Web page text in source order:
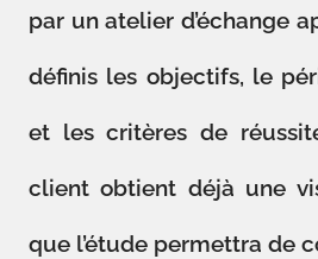
par un atelier d’échange
définis les objectifs, le
et les critères de
client obtient déjà une
que l’étude permettra de